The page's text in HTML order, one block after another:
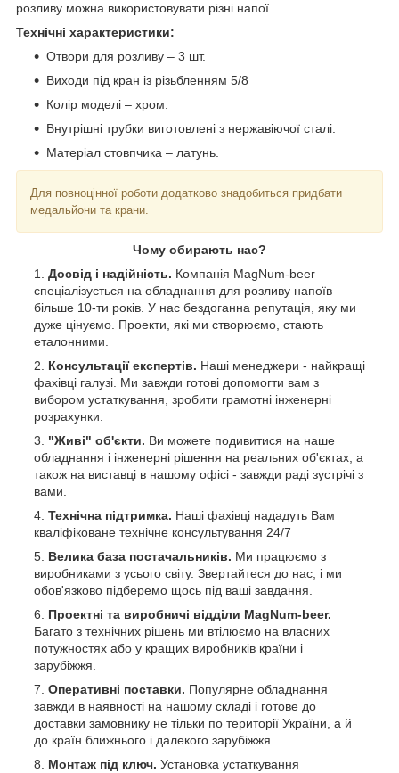
розливу можна використовувати різні напої.
Технічні характеристики:
Отвори для розливу – 3 шт.
Виходи під кран із різьбленням 5/8
Колір моделі – хром.
Внутрішні трубки виготовлені з нержавіючої сталі.
Матеріал стовпчика – латунь.
Для повноцінної роботи додатково знадобиться придбати
медальйони та крани.
Чому обирають нас?
Досвід і надійність. Компанія MagNum-beer
спеціалізується на обладнання для розливу напоїв
більше 10-ти років. У нас бездоганна репутація, яку ми
дуже цінуємо. Проекти, які ми створюємо, стають
еталонними.
Консультації експертів. Наші менеджери - найкращі
фахівці галузі. Ми завжди готові допомогти вам з
вибором устаткування, зробити грамотні інженерні
розрахунки.
"Живі" об'єкти. Ви можете подивитися на наше
обладнання і інженерні рішення на реальних об'єктах, а
також на виставці в нашому офісі - завжди раді зустрічі з
вами.
Технічна підтримка. Наші фахівці нададуть Вам
кваліфіковане технічне консультування 24/7
Велика база постачальників. Ми працюємо з
виробниками з усього світу. Звертайтеся до нас, і ми
обов'язково підберемо щось під ваші завдання.
Проектні та виробничі відділи MagNum-beer.
Багато з технічних рішень ми втілюємо на власних
потужностях або у кращих виробників країни і
зарубіжжя.
Оперативні поставки. Популярне обладнання
завжди в наявності на нашому складі і готове до
доставки замовнику не тільки по території України, а й
до країн ближнього і далекого зарубіжжя.
Монтаж під ключ. Установка устаткування